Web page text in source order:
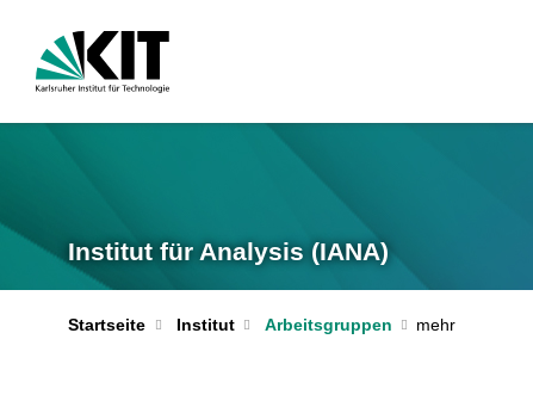
Institut für Analysis (IANA)
Startseite Institut Arbeitsgruppen